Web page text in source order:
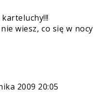
wiesz, co się w nocy
2009 20:05